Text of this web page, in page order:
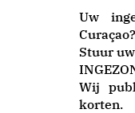
Uw
Curaçao?
Stuur
Wij
korten.